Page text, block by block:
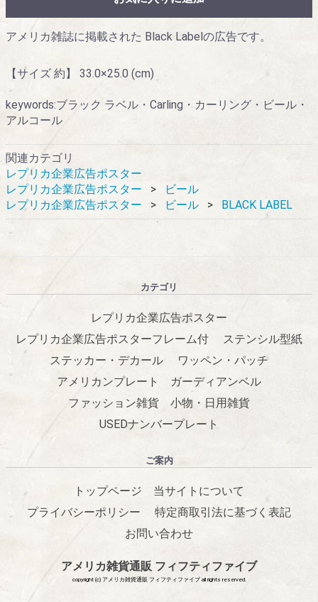
アメリカ雑誌に掲載された Black Labelの広告です。
【サイズ 約】 33.0×25.0 (cm)
keywords:ブラック ラベル・Carling・カーリング・ビール・
アルコール
関連カテゴリ
レプリカ企業広告ポスター
レプリカ企業広告ポスター
ビール
レプリカ企業広告ポスター
ビール BLACK LABEL
カテゴリ
レプリカ企業広告ポスター
レプリカ企業広告ポスターフレーム付
ステンシル型紙
ステッカー・デカール
ワッペン・パッチ
アメリカンプレート
ガーディアンベル
ファッション雑貨
小物・日用雑貨
USEDナンバープレート
ご案内
トップページ
当サイトについて
プライバシーポリシー
特定商取引法に基づく表記
お問い合わせ
アメリカ雑貨通販 フィフティファイブ
copyright (c) アメリカ雑貨通販 フィフティファイブ all rights reserved.